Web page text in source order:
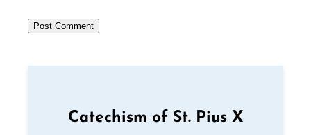
Catechism of St. Pius X